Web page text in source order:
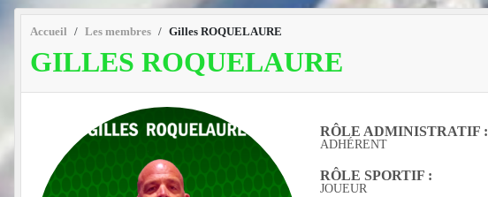
Accueil Les membres Gilles ROQUELAURE
GILLES ROQUELAURE
RÔLE ADMINISTRATIF :
ADHÉRENT
RÔLE SPORTIF :
JOUEUR